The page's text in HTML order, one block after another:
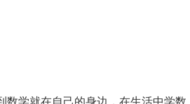
学就在自己的身边，在生活中学数